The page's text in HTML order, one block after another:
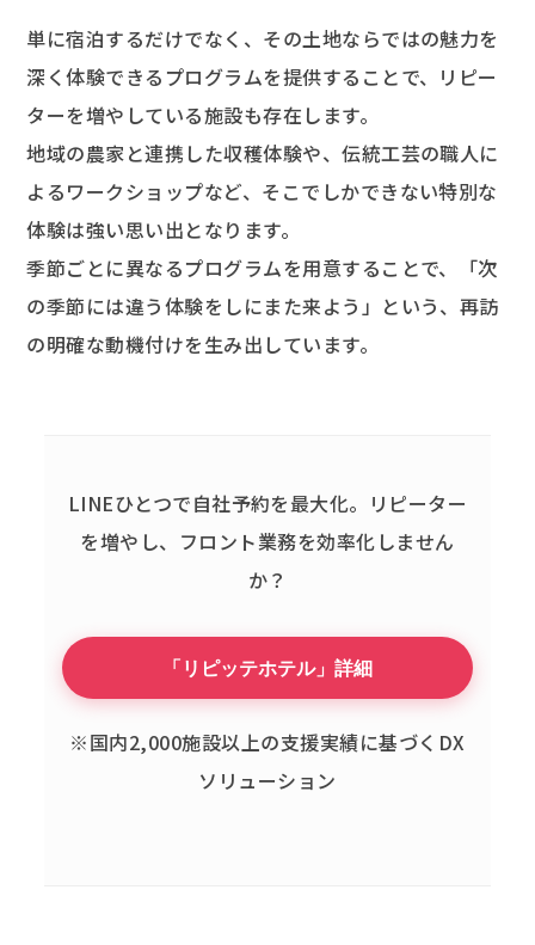
単に宿泊するだけでなく、その土地ならではの魅力を
深く体験できるプログラムを提供することで、リピー
ターを増やしている施設も存在します。
地域の農家と連携した収穫体験や、伝統工芸の職人に
よるワークショップなど、そこでしかできない特別な
体験は強い思い出となります。
季節ごとに異なるプログラムを用意することで、「次
の季節には違う体験をしにまた来よう」という、再訪
の明確な動機付けを生み出しています。
LINEひとつで自社予約を最大化。 リピーター
を増やし、フロント業務を効率化しません
か？
「リピッテホテル」詳細
※国内2,000施設以上の支援実績に基づくDX
ソリューション